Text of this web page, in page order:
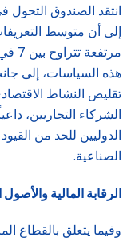
انتقد الصندوق التحول
إلى أن متوسط
هذه السياسات، إلى
تقليص النشاط
الشركاء التجاريين،
الدوليين للحد من
الصناعية.
الرقابة المالية
وفيما يتعلق بالقطاع